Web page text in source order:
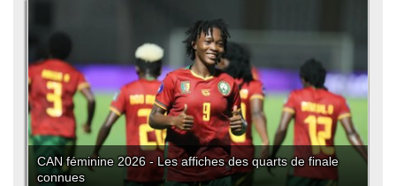
CAN féminine 2026 - Les affiches des quarts de finale
connues